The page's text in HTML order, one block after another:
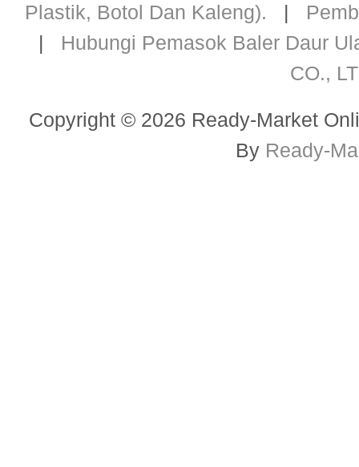
Plastik, Botol Dan Kaleng). |
| Hubungi Pemasok Baler Daur
CO.,
Copyright © 2026 Ready-Market
By Ready-